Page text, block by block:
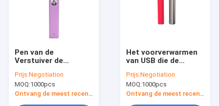
Over ons
Het Beschikbare Vape Apparaat van THC
Pen van de
Verstuiver de
van CBD 2ml
Prijs:Negotiation
MOQ:1000pcs
Ontvang de meest recente Prijs
Het voorverwarmen
van USB die de
Draadvape laden
Prijs:Negotiation
MOQ:1000pcs
Ontvang de meest recente Prijs